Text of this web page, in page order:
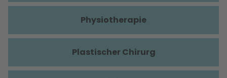
Physiotherapie
Plastischer Chirurg